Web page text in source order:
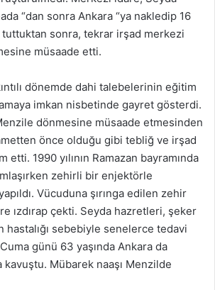
“dan sonra Ankara “ya nakledip 16
tuttuktan sonra, tekrar irşad merkezi
müsaade etti.
dönemde dahi talebelerinin eğitim
imkan nisbetinde gayret gösterdi.
dönmesine müsaade etmesinden
önce olduğu gibi tebliğ ve irşad
1990 yılının Ramazan bayramında
zehirli bir enjektörle
Vücuduna şırınga edilen zehir
ızdırap çekti. Seyda hazretleri, şeker
hastalığı sebebiyle senelerce tedavi
günü 63 yaşında Ankara da
kavuştu. Mübarek naaşı Menzilde